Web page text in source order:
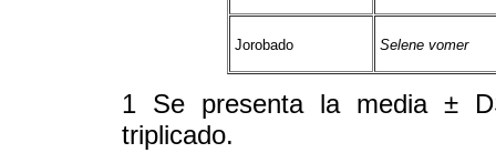
Jorobado Selene vomer
1 Se presenta la media ±
triplicado.